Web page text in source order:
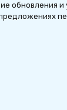
обновления и